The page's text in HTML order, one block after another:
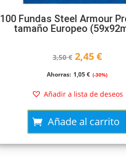
100 Fundas Steel Armour
tamaño Europeo
3,50€ El
precio
original
3,50 €.
2,45€El
precio
actual
2,45 €.
Ahorras: 1,05€ (-30%)
Añadir a lista de deseos
Añade al carrito